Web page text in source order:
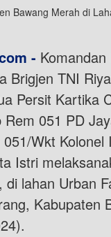
- Komandan
Brigjen TNI
Persit Kartika
Rem 051 PD
Wkt Kolonel
Istri
di lahan Urban
Kabupaten